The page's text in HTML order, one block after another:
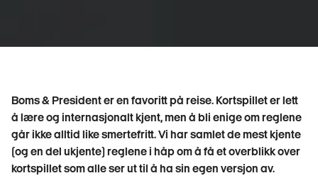
Boms & President er en favoritt på reise. Kortspillet er lett
å lære og internasjonalt kjent, men å bli enige om reglene
går ikke alltid like smertefritt. Vi har samlet de mest kjente
(og en del ukjente) reglene i håp om å få et overblikk over
kortspillet som alle ser ut til å ha sin egen versjon av.